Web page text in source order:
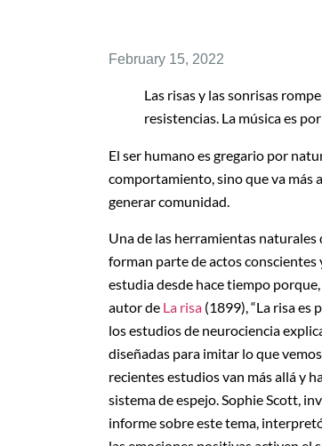
February 15, 2022
Las risas y las sonrisas
resistencias. La música es
El ser humano es gregario por
comportamiento, sino que va más
generar comunidad.
Una de las herramientas naturales
forman parte de actos conscientes
estudia desde hace tiempo
autor de La risa (1899), “La risa es
los estudios de neurociencia
diseñadas para imitar lo que
recientes estudios van más allá y
sistema de espejo. Sophie Scott,
informe sobre este tema,